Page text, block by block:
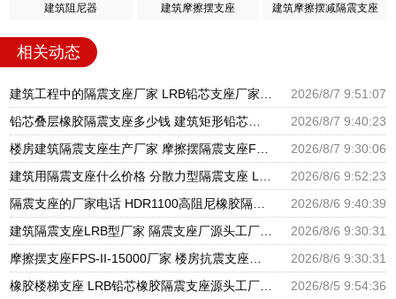
建筑阻尼器 建筑摩擦摆支座 建筑摩擦摆减隔震支座
相关动态
2026/8/7 9:51:07
2026/8/7 9:40:23
2026/8/7 9:30:06
2026/8/6 9:52:23
2026/8/6 9:40:39
2026/8/6 9:30:31
2026/8/6 9:30:31
2026/8/5 9:54:36